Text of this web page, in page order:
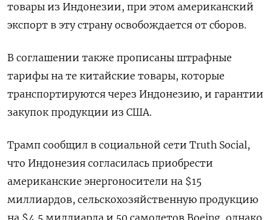
товары из Индонезии, при этом американский
экспорт в эту страну освобождается от сборов.
В соглашении также прописаны штрафные
тарифы на те китайские товары, которые
транспортируются через Индонезию, и гарантии
закупок продукции из США.
Трамп сообщил в социальной сети Truth Social,
что Индонезия согласилась приобрести
американские энергоносители на $15
миллиардов, сельскохозяйственную продукцию
на $4,5 миллиарда и 50 самолетов Boeing, однако